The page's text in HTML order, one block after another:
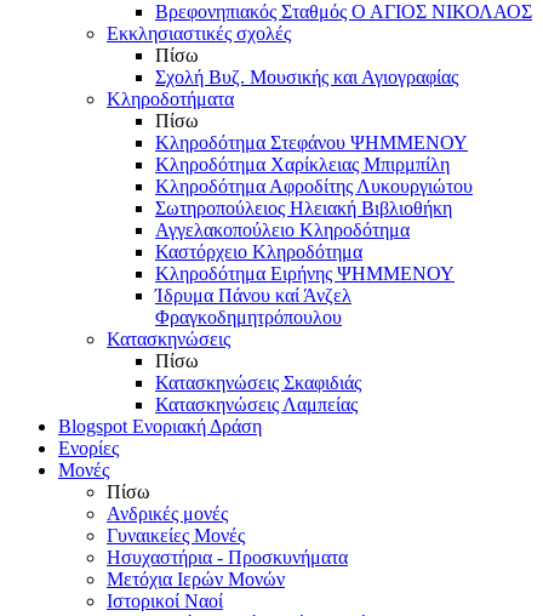
Βρεφονηπιακός Σταθμός Ο ΑΓΙΟΣ ΝΙΚΟΛΑΟΣ
Εκκλησιαστικές σχολές
Πίσω
Σχολή Βυζ. Μουσικής και Αγιογραφίας
Κληροδοτήματα
Πίσω
Κληροδότημα Στεφάνου ΨΗΜΜΕΝΟΥ
Κληροδότημα Χαρίκλειας Μπιρμπίλη
Κληροδότημα Αφροδίτης Λυκουργιώτου
Σωτηροπούλειος Ηλειακή Βιβλιοθήκη
Αγγελακοπούλειο Κληροδότημα
Καστόρχειο Κληροδότημα
Κληροδότημα Ειρήνης ΨΗΜΜΕΝΟΥ
Ίδρυμα Πάνου καί Άνζελ
Φραγκοδημητρόπουλου
Κατασκηνώσεις
Πίσω
Κατασκηνώσεις Σκαφιδιάς
Κατασκηνώσεις Λαμπείας
Blogspot Ενοριακή Δράση
Ενορίες
Μονές
Πίσω
Ανδρικές μονές
Γυναικείες Μονές
Ησυχαστήρια - Προσκυνήματα
Μετόχια Ιερών Μονών
Ιστορικοί Ναοί